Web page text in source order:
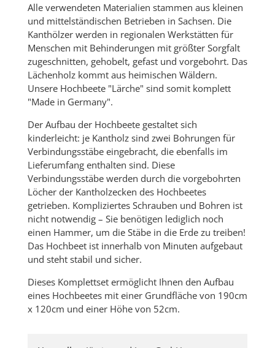
Alle verwendeten Materialien stammen aus kleinen
und mittelständischen Betrieben in Sachsen. Die
Kanthölzer werden in regionalen Werkstätten für
Menschen mit Behinderungen mit größter Sorgfalt
zugeschnitten, gehobelt, gefast und vorgebohrt. Das
Lächenholz kommt aus heimischen Wäldern.
Unsere Hochbeete "Lärche" sind somit komplett
"Made in Germany".
Der Aufbau der Hochbeete gestaltet sich
kinderleicht: je Kantholz sind zwei Bohrungen für
Verbindungsstäbe eingebracht, die ebenfalls im
Lieferumfang enthalten sind. Diese
Verbindungsstäbe werden durch die vorgebohrten
Löcher der Kantholzecken des Hochbeetes
getrieben. Kompliziertes Schrauben und Bohren ist
nicht notwendig – Sie benötigen lediglich noch
einen Hammer, um die Stäbe in die Erde zu treiben!
Das Hochbeet ist innerhalb von Minuten aufgebaut
und steht stabil und sicher.
Dieses Komplettset ermöglicht Ihnen den Aufbau
eines Hochbeetes mit einer Grundfläche von 190cm
x 120cm und einer Höhe von 52cm.